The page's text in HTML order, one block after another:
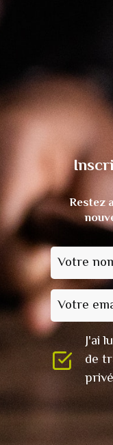
Restez
Votre
Votre
J'ai
de